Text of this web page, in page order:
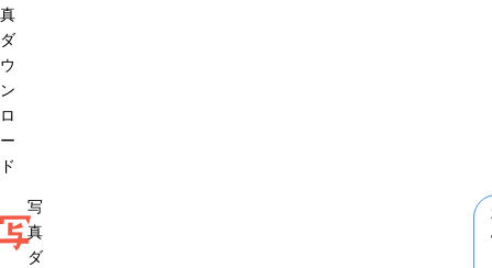
真
ダ
ウ
ン
ロ
ー
ド
写
真
ダ